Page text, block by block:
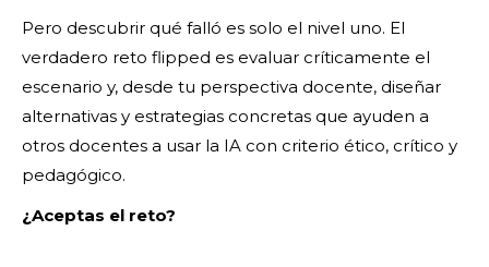
Pero descubrir qué falló es solo el nivel uno. El
verdadero reto flipped es evaluar críticamente el
escenario y, desde tu perspectiva docente, diseñar
alternativas y estrategias concretas que ayuden a
otros docentes a usar la IA con criterio ético, crítico y
pedagógico.
¿Aceptas el reto?